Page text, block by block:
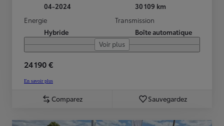
04-2024
30 109 km
Energie
Hybride
Transmission
Boîte automatique
Voir plus
24 190 €
En savoir plus
Comparez Sauvegardez